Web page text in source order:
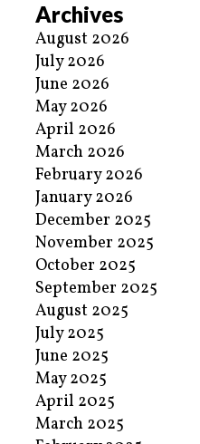
Archives
August 2026
July 2026
June 2026
May 2026
April 2026
March 2026
February 2026
January 2026
December 2025
November 2025
October 2025
September 2025
August 2025
July 2025
June 2025
May 2025
April 2025
March 2025